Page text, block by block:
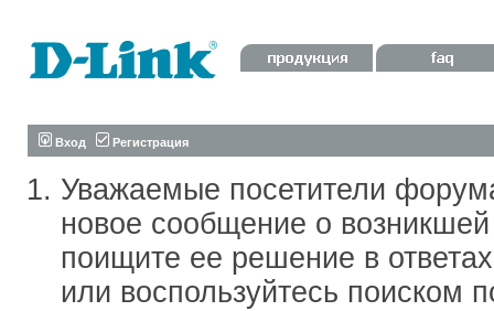
Вход Регистрация
Уважаемые посетители
новое сообщение о
поищите ее решение в
или воспользуйтесь поиском